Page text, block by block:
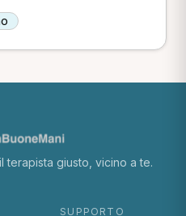
terapista giusto, vicino a te.
SUPPORTO